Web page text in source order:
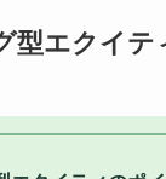
型エクイテ